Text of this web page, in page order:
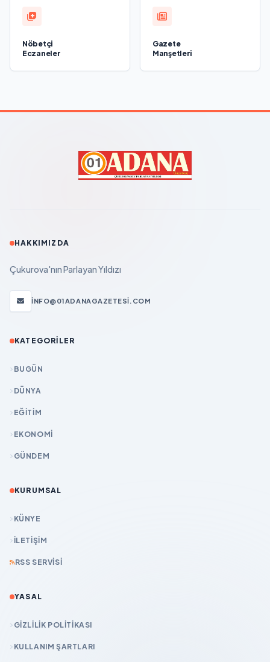
Nöbetçi
Eczaneler
Gazete
Manşetleri
HAKKIMIZDA
Çukurova'nın Parlayan Yıldızı
INFO@01ADANAGAZETESI.COM
KATEGORILER
BUGÜN
DÜNYA
EĞİTİM
EKONOMİ
GÜNDEM
KURUMSAL
KÜNYE
İLETIŞIM
RSS SERVISI
YASAL
GIZLILIK POLITIKASI
KULLANIM ŞARTLARI